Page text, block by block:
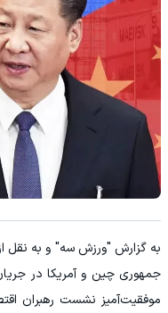
به گزارش "ورزش سه" و به نقل
جمهوری چین و آمریکا در